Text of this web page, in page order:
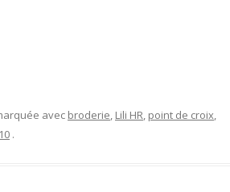
avec broderie, Lili HR, point de croix,
.